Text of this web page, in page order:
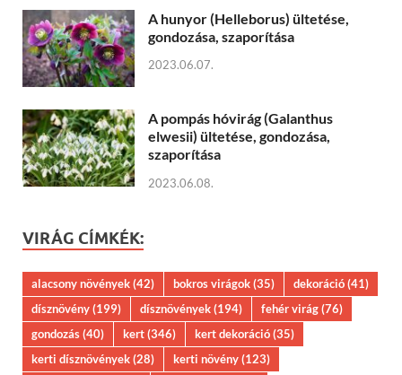
A hunyor (Helleborus) ültetése,
gondozása, szaporítása
2023.06.07.
A pompás hóvirág (Galanthus
elwesii) ültetése, gondozása,
szaporítása
2023.06.08.
VIRÁG CÍMKÉK:
alacsony növények(42) bokros virágok(35) dekoráció(41)
dísznövény(199) dísznövények(194) fehér virág(76)
gondozás(40) kert(346) kert dekoráció(35)
kerti dísznövények(28) kerti növény(123)